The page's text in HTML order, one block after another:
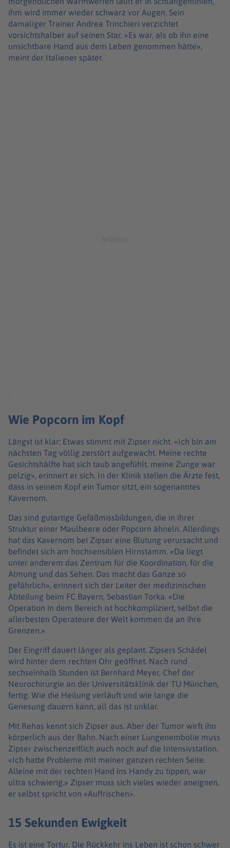
ihm wird immer wieder schwarz vor Augen. Sein
damaliger Trainer Andrea Trinchieri verzichtet
vorsichtshalber auf seinen Star. «Es war, als ob ihn eine
unsichtbare Hand aus dem Leben genommen hätte»,
meint der Italiener später.
Wie Popcorn im Kopf
Längst ist klar: Etwas stimmt mit Zipser nicht. «Ich bin am
nächsten Tag völlig zerstört aufgewacht. Meine rechte
Gesichtshälfte hat sich taub angefühlt, meine Zunge war
pelzig», erinnert er sich. In der Klinik stellen die Ärzte fest,
dass in seinem Kopf ein Tumor sitzt, ein sogenanntes
Kavernom.
Das sind gutartige Gefäßmissbildungen, die in ihrer
Struktur einer Maulbeere oder Popcorn ähneln. Allerdings
hat das Kavernom bei Zipser eine Blutung verursacht und
befindet sich am hochsensiblen Hirnstamm. «Da liegt
unter anderem das Zentrum für die Koordination, für die
Atmung und das Sehen. Das macht das Ganze so
gefährlich», erinnert sich der Leiter der medizinischen
Abteilung beim FC Bayern, Sebastian Torka. «Die
Operation in dem Bereich ist hochkompliziert, selbst die
allerbesten Operateure der Welt kommen da an ihre
Grenzen.»
Der Eingriff dauert länger als geplant. Zipsers Schädel
wird hinter dem rechten Ohr geöffnet. Nach rund
sechseinhalb Stunden ist Bernhard Meyer, Chef der
Neurochirurgie an der Universitätsklinik der TU München,
fertig. Wie die Heilung verläuft und wie lange die
Genesung dauern kann, all das ist unklar.
Mit Rehas kennt sich Zipser aus. Aber der Tumor wirft ihn
körperlich aus der Bahn. Nach einer Lungenembolie muss
Zipser zwischenzeitlich auch noch auf die Intensivstation.
«Ich hatte Probleme mit meiner ganzen rechten Seite.
Alleine mit der rechten Hand ins Handy zu tippen, war
ultra schwierig.» Zipser muss sich vieles wieder aneignen,
er selbst spricht von «Auffrischen».
15 Sekunden Ewigkeit
Es ist eine Tortur. Die Rückkehr ins Leben ist schon schwer